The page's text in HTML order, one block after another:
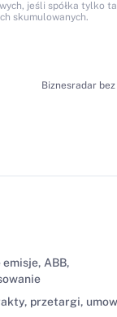
jeśli spółka tylko
skumulowanych.
Biznesradar
emisje, ABB,
przetargi,